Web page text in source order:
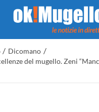
/ Dicomano /
del mugello. Zeni